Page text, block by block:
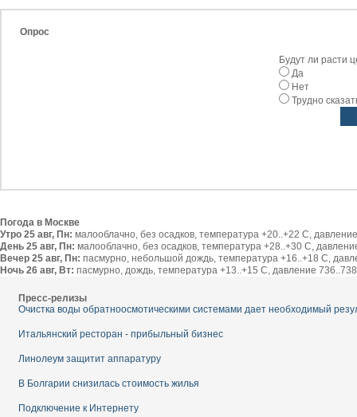
Опрос
Будут ли расти
Да
Нет
Трудно
Погода в Москве
Утро 25 авг, Пн: малооблачно, без осадков, температура +20..+22 С,
День 25 авг, Пн: малооблачно, без осадков, температура +28..+30 С,
Вечер 25 авг, Пн: пасмурно, небольшой дождь, температура +16..+18 С,
Ночь 26 авг, Вт: пасмурно, дождь, температура +13..+15 С, давление
Пресс-релизы
Очистка воды обратноосмотическими системами дает необходимый
Итальянский ресторан - прибыльный бизнес
Линолеум защитит аппаратуру
В Болгарии снизилась стоимость жилья
Подключение к Интернету